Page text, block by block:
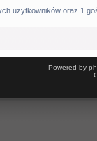
użytkowników oraz 1
Powered by